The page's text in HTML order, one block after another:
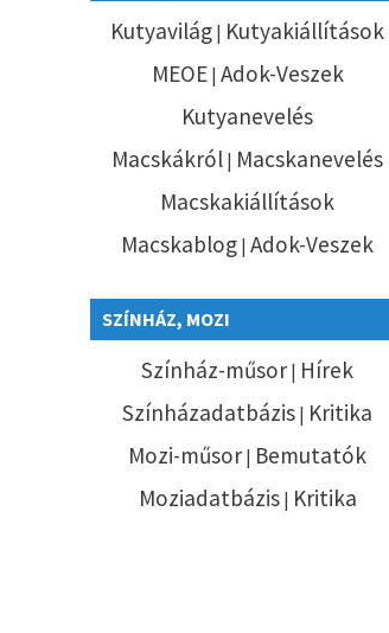
Kutyavilág | Kutyakiállítások
MEOE | Adok-Veszek
Kutyanevelés
Macskákról | Macskanevelés
Macskakiállítások
Macskablog | Adok-Veszek
SZÍNHÁZ, MOZI
Színház-műsor | Hírek
Színházadatbázis | Kritika
Mozi-műsor | Bemutatók
Moziadatbázis| Kritika